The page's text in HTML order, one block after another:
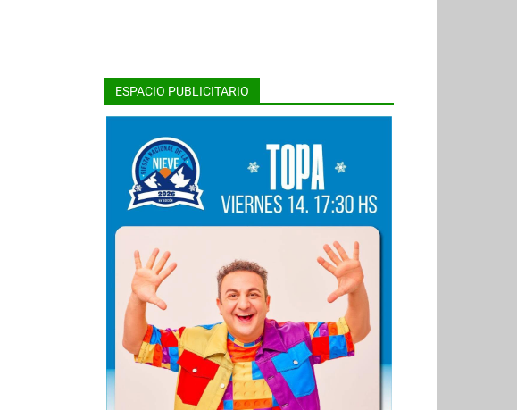
ESPACIO PUBLICITARIO